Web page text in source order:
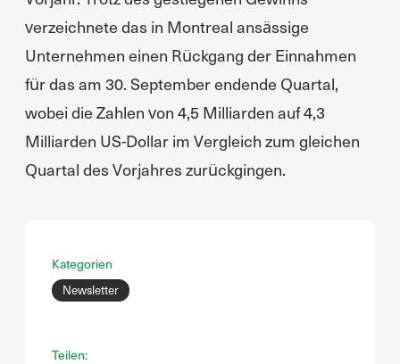
verzeichnete das in Montreal ansässige
Unternehmen einen Rückgang der Einnahmen
für das am 30. September endende Quartal,
wobei die Zahlen von 4,5 Milliarden auf 4,3
Milliarden US-Dollar im Vergleich zum gleichen
Quartal des Vorjahres zurückgingen.
Kategorien
Newsletter
Teilen: